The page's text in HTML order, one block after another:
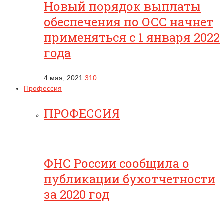
Новый порядок выплаты
обеспечения по ОСС начнет
применяться с 1 января 2022
года
4 мая, 2021 310
Профессия
ПРОФЕССИЯ
ФНС России сообщила о
публикации бухотчетности
за 2020 год